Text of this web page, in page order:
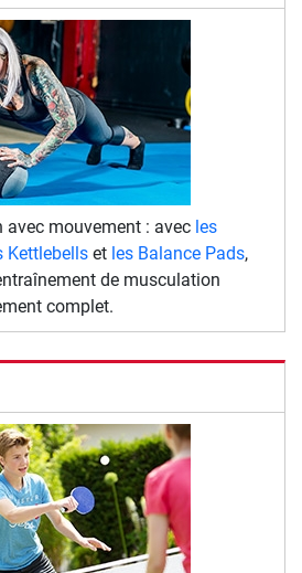
mouvement : avec les
Kettlebells et les Balance Pads,
de musculation
complet.